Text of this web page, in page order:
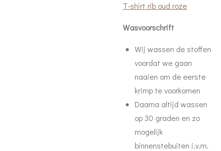
T-shirt rib oud roze
Wasvoorschrift
Wij wassen de stoffen
voordat we gaan
naaien om de eerste
krimp te voorkomen
Daarna altijd wassen
op 30 graden en zo
mogelijk
binnenstebuiten i.v.m.